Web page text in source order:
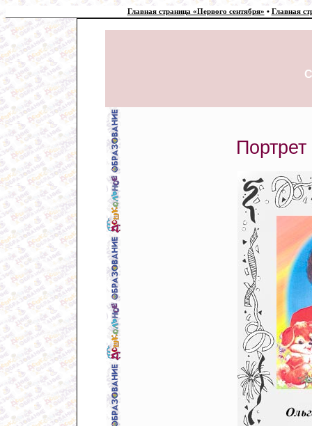
Главная страница «Первого сентября» • Главная